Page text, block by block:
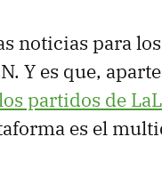
noticias para
Y es que,
partidos de
es el